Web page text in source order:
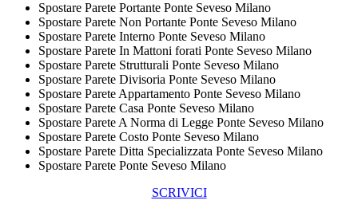
Spostare Parete Portante Ponte Seveso Milano
Spostare Parete Non Portante Ponte Seveso Milano
Spostare Parete Interno Ponte Seveso Milano
Spostare Parete In Mattoni forati Ponte Seveso Milano
Spostare Parete Strutturali Ponte Seveso Milano
Spostare Parete Divisoria Ponte Seveso Milano
Spostare Parete Appartamento Ponte Seveso Milano
Spostare Parete Casa Ponte Seveso Milano
Spostare Parete A Norma di Legge Ponte Seveso Milano
Spostare Parete Costo Ponte Seveso Milano
Spostare Parete Ditta Specializzata Ponte Seveso Milano
Spostare Parete Ponte Seveso Milano
SCRIVICI